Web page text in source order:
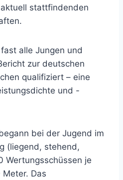
stattfindenden
alle Jungen und
zur deutschen
qualifiziert – eine
und -
bei der Jugend im
(liegend, stehend,
Wertungsschüssen je
Meter. Das